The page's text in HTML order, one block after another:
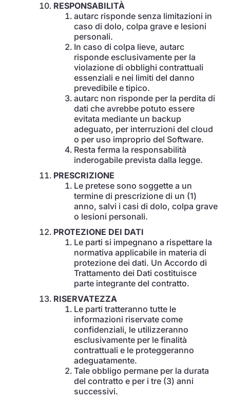
RESPONSABILITÀ
autarc risponde senza limitazioni in
caso di dolo, colpa grave e lesioni
personali.
In caso di colpa lieve, autarc
risponde esclusivamente per la
violazione di obblighi contrattuali
essenziali e nei limiti del danno
prevedibile e tipico.
autarc non risponde per la perdita di
dati che avrebbe potuto essere
evitata mediante un backup
adeguato, per interruzioni del cloud
o per uso improprio del Software.
Resta ferma la responsabilità
inderogabile prevista dalla legge.
PRESCRIZIONE
Le pretese sono soggette a un
termine di prescrizione di un (1)
anno, salvi i casi di dolo, colpa grave
o lesioni personali.
PROTEZIONE DEI DATI
Le parti si impegnano a rispettare la
normativa applicabile in materia di
protezione dei dati. Un Accordo di
Trattamento dei Dati costituisce
parte integrante del contratto.
RISERVATEZZA
Le parti tratteranno tutte le
informazioni riservate come
confidenziali, le utilizzeranno
esclusivamente per le finalità
contrattuali e le proteggeranno
adeguatamente.
Tale obbligo permane per la durata
del contratto e per i tre (3) anni
successivi.